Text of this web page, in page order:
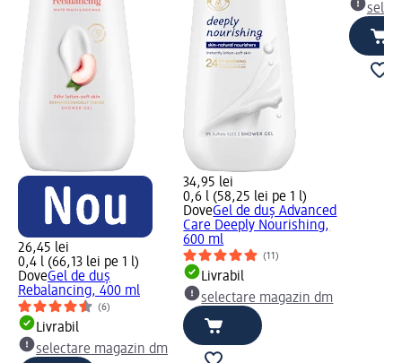
26,45 lei
0,4 l (66,13 lei pe 1 l)
DoveGel de duș
Rebalancing, 400 ml
(6)
Livrabil
selectare magazin dm
34,95 lei
0,6 l (58,25 lei pe 1 l)
DoveGel de duș Advanced
Care Deeply Nourishing,
600 ml
(11)
Livrabil
selectare magazin dm